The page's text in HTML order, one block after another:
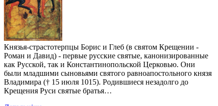
Князья-страстотерпцы Борис и Глеб (в святом Крещении -
Роман и Давид) - первые русские святые, канонизированные
как Русской, так и Константинопольской Церковью. Они
были младшими сыновьями святого равноапостольного князя
Владимира († 15 июля 1015). Родившиеся незадолго до
Крещения Руси святые братья…